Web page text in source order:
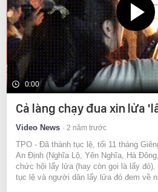
0:00
Cả làng chạy đua xin lửa
Video News 2 năm trước
TPO - Đã thành tục lệ, tối 11 tháng
An Định (Nghĩa Lộ, Yên Nghĩa, Hà
chức hội lấy lửa (hay còn gọi là lấy
tục lệ và người dân lấy lửa đó đem về